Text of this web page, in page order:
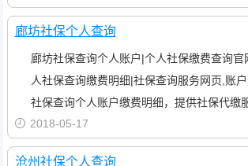
廊坊社保个人查询
廊坊社保查询个人账户|个人社保缴费查询官
人社保查询缴费明细|社保查询服务网页,账
社保查询个人账户缴费明细，提供社保代缴
2018-05-17
沧州社保个人查询